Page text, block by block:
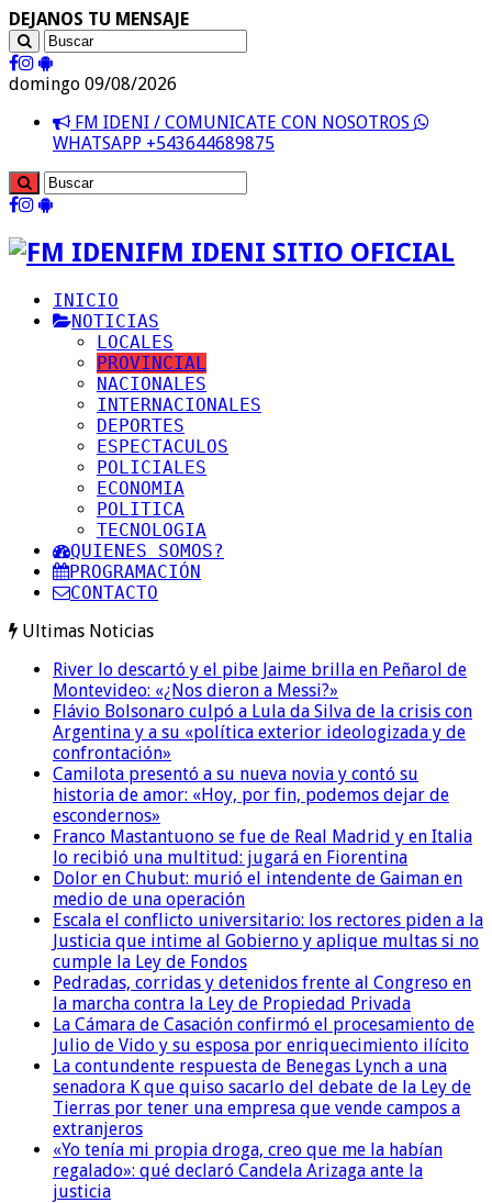
DEJANOS TU MENSAJE
domingo 09/08/2026
FM IDENI / COMUNICATE CON NOSOTROS
WHATSAPP +543644689875
FM IDENI SITIO OFICIAL
INICIO
NOTICIAS
LOCALES
PROVINCIAL
NACIONALES
INTERNACIONALES
DEPORTES
ESPECTACULOS
POLICIALES
ECONOMIA
POLITICA
TECNOLOGIA
QUIENES SOMOS?
PROGRAMACIÓN
CONTACTO
Ultimas Noticias
River lo descartó y el pibe Jaime brilla en Peñarol de
Montevideo: «¿Nos dieron a Messi?»
Flávio Bolsonaro culpó a Lula da Silva de la crisis con
Argentina y a su «política exterior ideologizada y de
confrontación»
Camilota presentó a su nueva novia y contó su
historia de amor: «Hoy, por fin, podemos dejar de
escondernos»
Franco Mastantuono se fue de Real Madrid y en Italia
lo recibió una multitud: jugará en Fiorentina
Dolor en Chubut: murió el intendente de Gaiman en
medio de una operación
Escala el conflicto universitario: los rectores piden a la
Justicia que intime al Gobierno y aplique multas si no
cumple la Ley de Fondos
Pedradas, corridas y detenidos frente al Congreso en
la marcha contra la Ley de Propiedad Privada
La Cámara de Casación confirmó el procesamiento de
Julio de Vido y su esposa por enriquecimiento ilícito
La contundente respuesta de Benegas Lynch a una
senadora K que quiso sacarlo del debate de la Ley de
Tierras por tener una empresa que vende campos a
extranjeros
«Yo tenía mi propia droga, creo que me la habían
regalado»: qué declaró Candela Arizaga ante la
justicia